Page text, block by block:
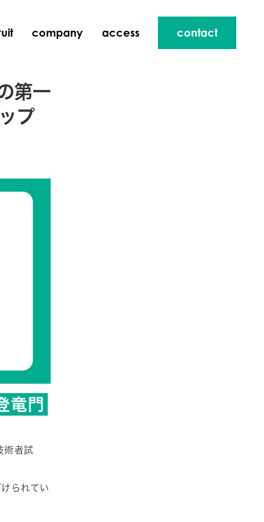
company access contact
第一
プ
竜門
術者試
られてい